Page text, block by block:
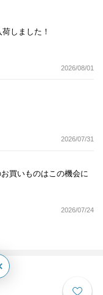
しました！
2026/08/01
2026/07/31
買いものはこの機会に
2026/07/24